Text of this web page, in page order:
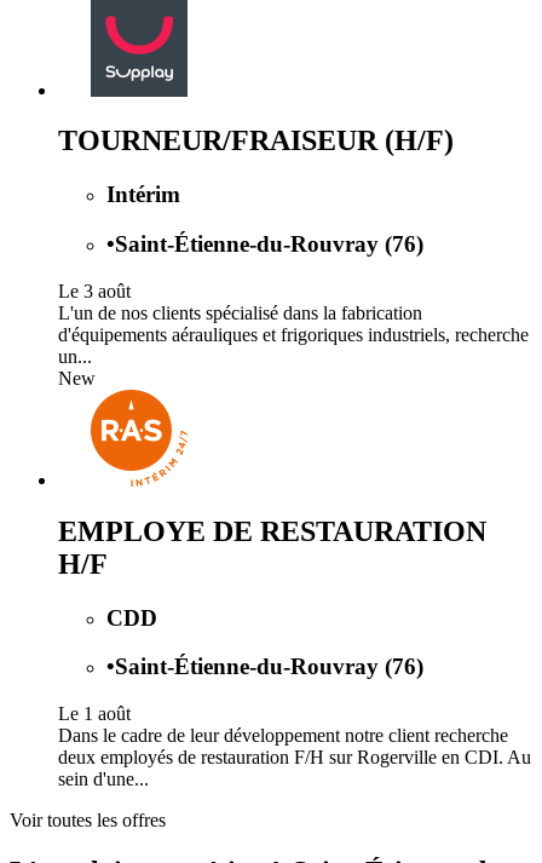
TOURNEUR/FRAISEUR (H/F)
Intérim
•Saint-Étienne-du-Rouvray (76)
Le 3 août
L'un de nos clients spécialisé dans la fabrication
d'équipements aérauliques et frigoriques industriels, recherche
un...
New
EMPLOYE DE RESTAURATION
H/F
CDD
•Saint-Étienne-du-Rouvray (76)
Le 1 août
Dans le cadre de leur développement notre client recherche
deux employés de restauration F/H sur Rogerville en CDI. Au
sein d'une...
Voir toutes les offres